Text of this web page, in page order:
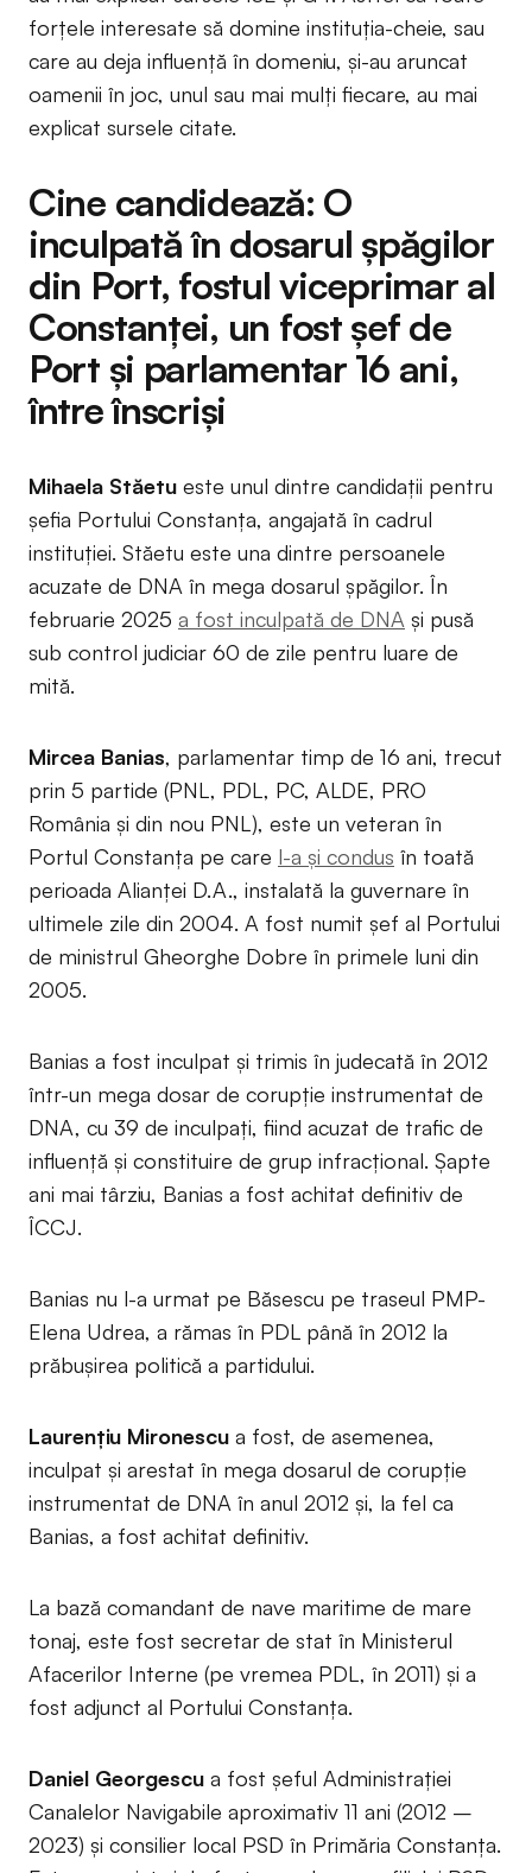
forțele interesate să domine instituția-cheie, sau
care au deja influență în domeniu, și-au aruncat
oamenii în joc, unul sau mai mulți fiecare, au mai
explicat sursele citate.
Cine candidează: O
inculpată în dosarul șpăgilor
din Port, fostul viceprimar al
Constanței, un fost șef de
Port și parlamentar 16 ani,
între înscriși
Mihaela Stăetu este unul dintre candidații pentru
șefia Portului Constanța, angajată în cadrul
instituției. Stăetu este una dintre persoanele
acuzate de DNA în mega dosarul șpăgilor. În
februarie 2025 a fost inculpată de DNA și pusă
sub control judiciar 60 de zile pentru luare de
mită.
Mircea Banias, parlamentar timp de 16 ani, trecut
prin 5 partide (PNL, PDL, PC, ALDE, PRO
România și din nou PNL), este un veteran în
Portul Constanța pe care l-a și condus în toată
perioada Alianței D.A., instalată la guvernare în
ultimele zile din 2004. A fost numit șef al Portului
de ministrul Gheorghe Dobre în primele luni din
2005.
Banias a fost inculpat și trimis în judecată în 2012
într-un mega dosar de corupție instrumentat de
DNA, cu 39 de inculpați, fiind acuzat de trafic de
influență și constituire de grup infracțional. Șapte
ani mai târziu, Banias a fost achitat definitiv de
ÎCCJ.
Banias nu l-a urmat pe Băsescu pe traseul PMP-
Elena Udrea, a rămas în PDL până în 2012 la
prăbușirea politică a partidului.
Laurențiu Mironescu a fost, de asemenea,
inculpat și arestat în mega dosarul de corupție
instrumentat de DNA în anul 2012 și, la fel ca
Banias, a fost achitat definitiv.
La bază comandant de nave maritime de mare
tonaj, este fost secretar de stat în Ministerul
Afacerilor Interne (pe vremea PDL, în 2011) și a
fost adjunct al Portului Constanța.
Daniel Georgescu a fost șeful Administrației
Canalelor Navigabile aproximativ 11 ani (2012 –
2023) și consilier local PSD în Primăria Constanța.